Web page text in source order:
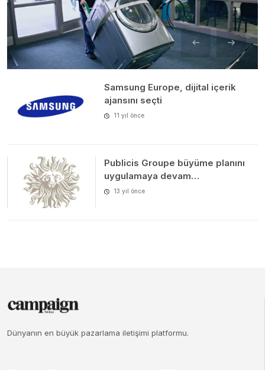
Samsung Europe, dijital içerik
ajansını seçti
11 yıl önce
Publicis Groupe büyüme planını
uygulamaya devam…
13 yıl önce
Dünyanın en büyük pazarlama iletişimi platformu.